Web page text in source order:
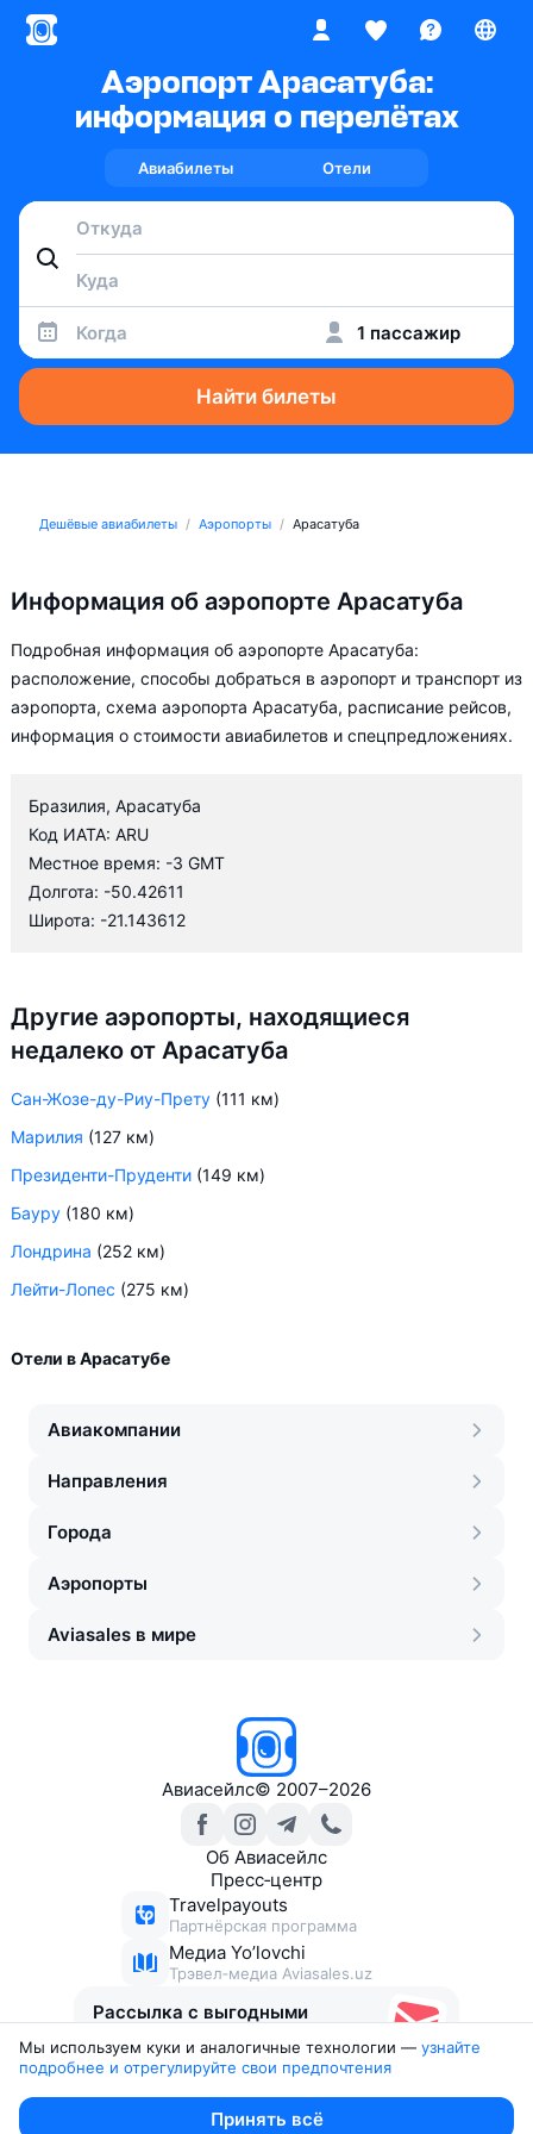
Аэропорт Арасатуба:
информация о перелётах
Авиабилеты Отели
Когда 1 пассажир
Найти билеты
Дешёвые авиабилеты Аэропорты Арасатуба
Информация об аэропорте Арасатуба
Подробная информация об аэропорте Арасатуба:
расположение, способы добраться в аэропорт и транспорт из
аэропорта, схема аэропорта Арасатуба, расписание рейсов,
информация о стоимости авиабилетов и спецпредложениях.
Бразилия, Арасатуба
Код ИАТА: ARU
Местное время: -3 GMT
Долгота: -50.42611
Широта: -21.143612
Другие аэропорты, находящиеся
недалеко от Арасатуба
Сан-Жозе-ду-Риу-Прету (111 км)
Марилия (127 км)
Президенти-Пруденти (149 км)
Бауру (180 км)
Лондрина (252 км)
Лейти-Лопес (275 км)
Отели в Арасатубе
Авиакомпании
Направления
Города
Аэропорты
Aviasales в мире
Авиасейлс© 2007–2026
Об Авиасейлс
Пресс‑центр
Travelpayouts
Партнёрская программа
Медиа Yo’lovchi
Трэвел‑медиа Aviasales.uz
Рассылка с выгодными
Юридические документы
Мы используем куки и аналогичные технологии — узнайте
подробнее и отрегулируйте свои предпочтения
Принять всё